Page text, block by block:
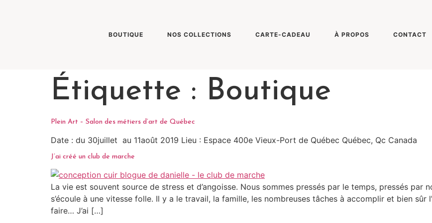
BOUTIQUE NOS COLLECTIONS CARTE-CADEAU À PROPOS CONTACT
Étiquette : Boutique
Plein Art – Salon des métiers d’art de Québec
Date : du 30juillet au 11août 2019 Lieu : Espace 400e Vieux-Port de Québec Québec, Qc Canada
J’ai créé un club de marche
La vie est souvent source de stress et d’angoisse. Nous sommes pressés par le temps, pressés par
s’écoule à une vitesse folle. Il y a le travail, la famille, les nombreuses tâches à accomplir et bien sûr
faire… J’ai […]